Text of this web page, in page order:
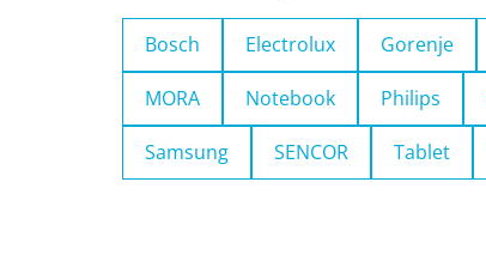
Bosch Electrolux Gorenje
MORA Notebook Philips
Samsung SENCOR Tablet